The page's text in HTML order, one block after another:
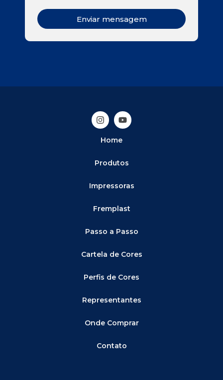
Enviar mensagem
Home
Produtos
Impressoras
Fremplast
Passo a Passo
Cartela de Cores
Perfis de Cores
Representantes
Onde Comprar
Contato